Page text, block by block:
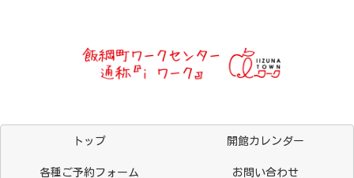
トップ 開館カレンダー
各種ご予約フォーム お問い合わせ